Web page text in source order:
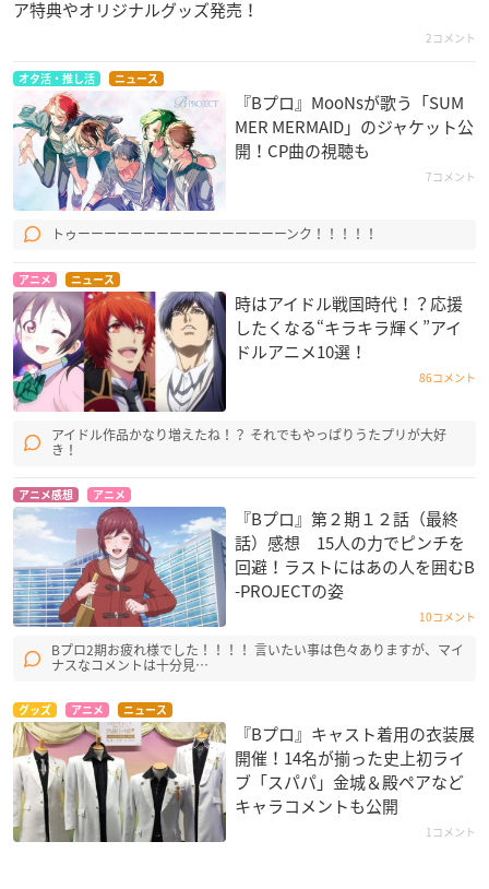
ア特典やオリジナルグッズ発売！
2コメント
オタ活・推し活 ニュース
『Bプロ』MooNs​が歌う「SUM
MER MERMAID」のジャケット公
開！CP曲の視聴も
7コメント
トゥーーーーーーーーーーーーーーーーンク！！！！！
アニメ ニュース
時はアイドル戦国時代！？応援
したくなる“キラキラ輝く”アイ
ドルアニメ10選！
86コメント
アイドル作品かなり増えたね！？ それでもやっぱりうたプリが大好
き！
アニメ感想 アニメ
『Bプロ』第２期１２話（最終
話）感想 15人の力でピンチを
回避！ラストにはあの人を囲むB
-PROJECTの姿
10コメント
Bプロ2期お疲れ様でした！！！！ 言いたい事は色々ありますが、マイ
ナスなコメントは十分見…
グッズ アニメ ニュース
『Bプロ』キャスト着用の衣装展
開催！14名が揃った史上初ライ
ブ「スパパ」金城＆殿ペアなど
キャラコメントも公開
1コメント